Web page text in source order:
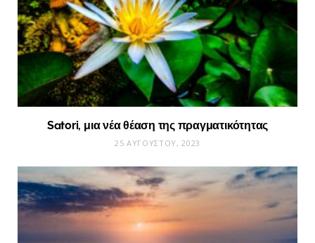
Satori, μια νέα θέαση της πραγματικότητας
25 ΑΥΓΟΎΣΤΟΥ, 2023